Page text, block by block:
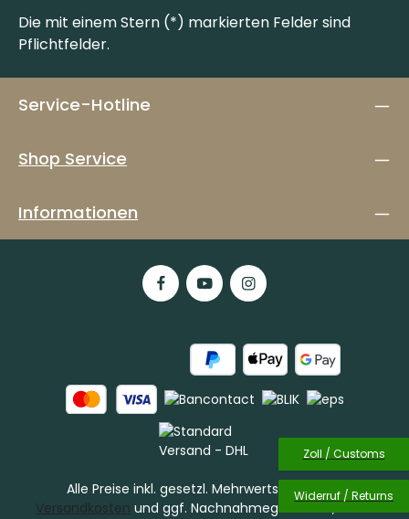
Die mit einem Stern (*) markierten Felder sind
Pflichtfelder.
Service-Hotline
Shop Service
Informationen
Alle Preise inkl. gesetzl. Mehrwertsteuer zzgl.
Versandkosten und ggf. Nachnahmegebühren, wenn
Zoll / Customs
Widerruf / Returns